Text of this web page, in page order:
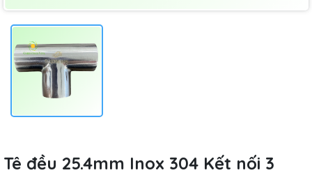
Tê đều 25.4mm Inox 304 Kết nối 3